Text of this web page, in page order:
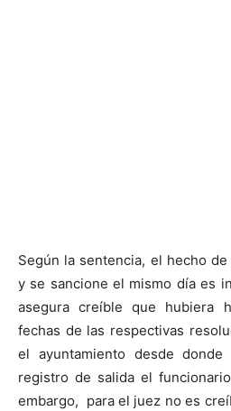
Según la sentencia, el hecho
y se sancione el mismo día es
asegura creíble que hubiera
fechas de las respectivas
el ayuntamiento desde
registro de salida el
embargo, para el juez no es